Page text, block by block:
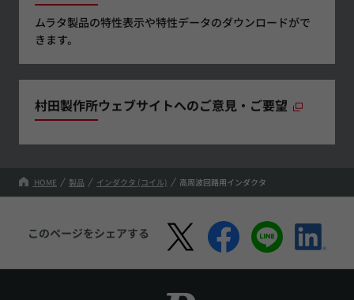
ムラタ製品の特性表示や特性データのダウンロードがで
きます。
村田製作所ウェブサイトへのご意見・ご要望
HOME 製品 インダクタ (コイル) 高周波回路用インダクタ
このページをシェアする